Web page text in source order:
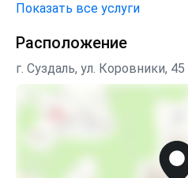
Показать все услуги
Расположение
г. Суздаль, ул. Коровники, 45